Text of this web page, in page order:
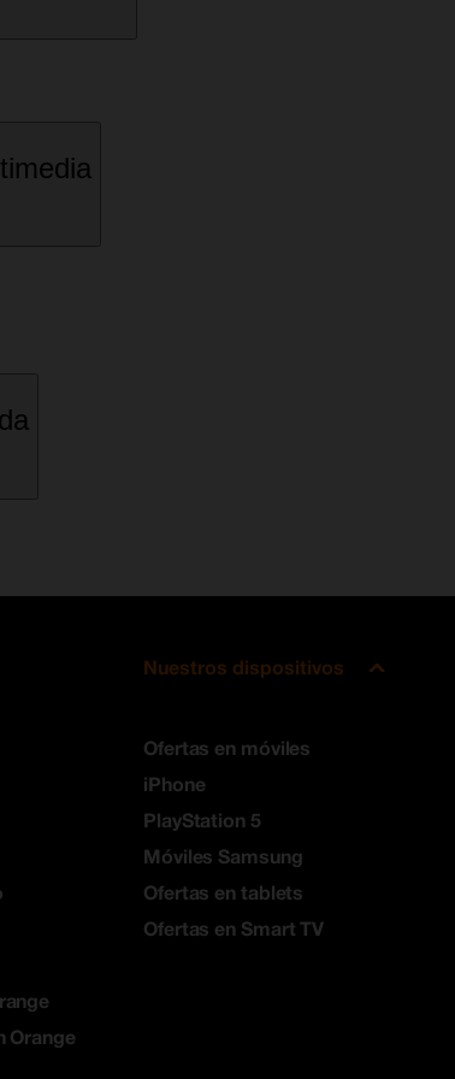
Orange
Nuestros dispositivos
Ofertas en móviles
iPhone
PlayStation 5
Móviles Samsung
Ofertas en tablets
Ofertas en Smart TV